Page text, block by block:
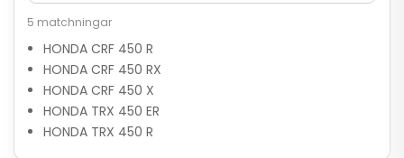
5 matchningar
HONDA CRF 450 R
HONDA CRF 450 RX
HONDA CRF 450 X
HONDA TRX 450 ER
HONDA TRX 450 R